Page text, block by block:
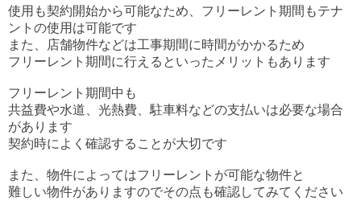
使用も契約開始から可能なため、フリーレント期間もテナ
ントの使用は可能です
また、店舗物件などは工事期間に時間がかかるため
フリーレント期間に行えるといったメリットもあります
フリーレント期間中も
共益費や水道、光熱費、駐車料などの支払いは必要な場合
があります
契約時によく確認することが大切です
また、物件によってはフリーレントが可能な物件と
難しい物件がありますのでその点も確認してみてください